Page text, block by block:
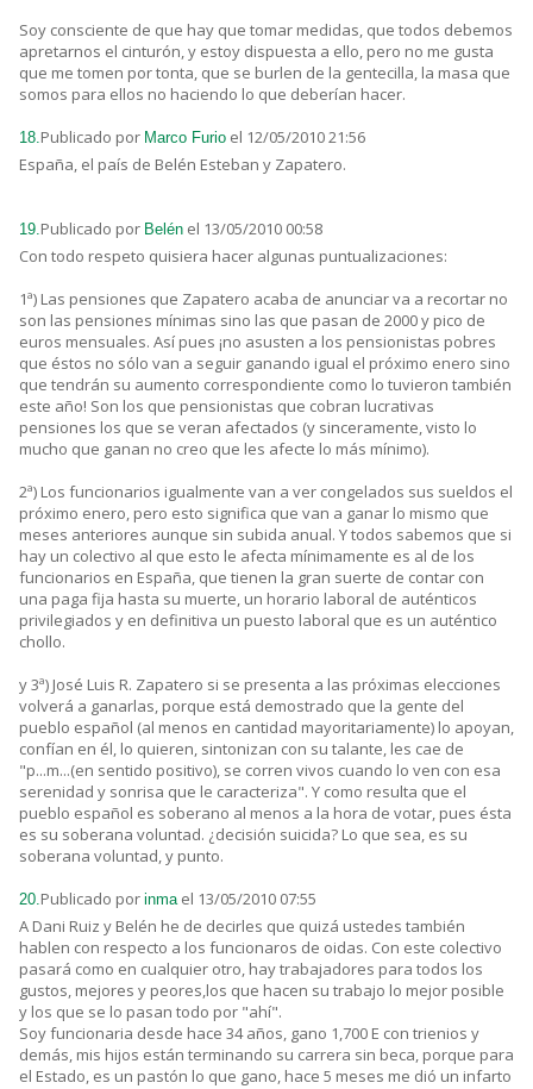
Soy consciente de que hay que tomar medidas, que todos debemos
apretarnos el cinturón, y estoy dispuesta a ello, pero no me gusta
que me tomen por tonta, que se burlen de la gentecilla, la masa que
somos para ellos no haciendo lo que deberían hacer.
18.Publicado por Marco Furio el 12/05/2010 21:56
España, el país de Belén Esteban y Zapatero.
19.Publicado por Belén el 13/05/2010 00:58
Con todo respeto quisiera hacer algunas puntualizaciones:
1ª) Las pensiones que Zapatero acaba de anunciar va a recortar no
son las pensiones mínimas sino las que pasan de 2000 y pico de
euros mensuales. Así pues ¡no asusten a los pensionistas pobres
que éstos no sólo van a seguir ganando igual el próximo enero sino
que tendrán su aumento correspondiente como lo tuvieron también
este año! Son los que pensionistas que cobran lucrativas
pensiones los que se veran afectados (y sinceramente, visto lo
mucho que ganan no creo que les afecte lo más mínimo).
2ª) Los funcionarios igualmente van a ver congelados sus sueldos el
próximo enero, pero esto significa que van a ganar lo mismo que
meses anteriores aunque sin subida anual. Y todos sabemos que si
hay un colectivo al que esto le afecta mínimamente es al de los
funcionarios en España, que tienen la gran suerte de contar con
una paga fija hasta su muerte, un horario laboral de auténticos
privilegiados y en definitiva un puesto laboral que es un auténtico
chollo.
y 3ª) José Luis R. Zapatero si se presenta a las próximas elecciones
volverá a ganarlas, porque está demostrado que la gente del
pueblo español (al menos en cantidad mayoritariamente) lo apoyan,
confían en él, lo quieren, sintonizan con su talante, les cae de
"p...m...(en sentido positivo), se corren vivos cuando lo ven con esa
serenidad y sonrisa que le caracteriza". Y como resulta que el
pueblo español es soberano al menos a la hora de votar, pues ésta
es su soberana voluntad. ¿decisión suicida? Lo que sea, es su
soberana voluntad, y punto.
20.Publicado por inma el 13/05/2010 07:55
A Dani Ruiz y Belén he de decirles que quizá ustedes también
hablen con respecto a los funcionaros de oidas. Con este colectivo
pasará como en cualquier otro, hay trabajadores para todos los
gustos, mejores y peores,los que hacen su trabajo lo mejor posible
y los que se lo pasan todo por "ahí".
Soy funcionaria desde hace 34 años, gano 1,700 E con trienios y
demás, mis hijos están terminando su carrera sin beca, porque para
el Estado, es un pastón lo que gano, hace 5 meses me dió un infarto